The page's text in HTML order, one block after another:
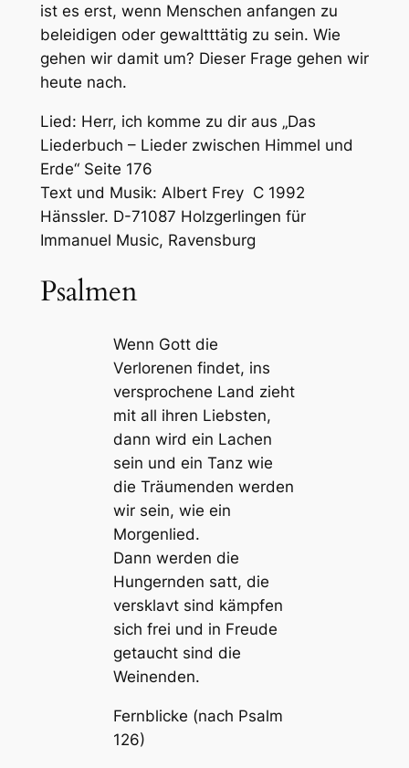
ist es erst, wenn Menschen anfangen zu
beleidigen oder gewaltttätig zu sein. Wie
gehen wir damit um? Dieser Frage gehen wir
heute nach.
Lied: Herr, ich komme zu dir aus „Das
Liederbuch – Lieder zwischen Himmel und
Erde“ Seite 176
Text und Musik: Albert Frey C 1992
Hänssler. D-71087 Holzgerlingen für
Immanuel Music, Ravensburg
Psalmen
Wenn Gott die
Verlorenen findet, ins
versprochene Land zieht
mit all ihren Liebsten,
dann wird ein Lachen
sein und ein Tanz wie
die Träumenden werden
wir sein, wie ein
Morgenlied.
Dann werden die
Hungernden satt, die
versklavt sind kämpfen
sich frei und in Freude
getaucht sind die
Weinenden.
Fernblicke (nach Psalm
126)